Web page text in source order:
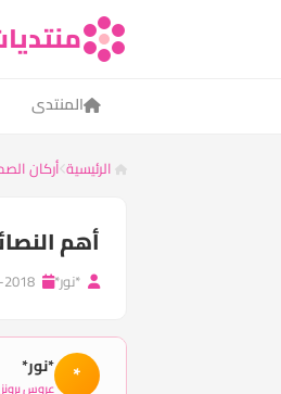
المنتدى
الرئيسية أركان
​أهم
*نور*
* *نور*
عروس